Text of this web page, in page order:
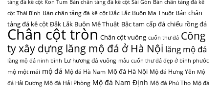
tảng đá kê cột Kon Tum Bán chân tảng đá kê cột Sài Gòn Bán chân tảng đá kê
cột Thái Bình Bán chân tảng đá kê cột Đắc Lắc Buôn Ma Thuột Bán chân
tảng đá kê cột Đắk Lắk Buôn Mê Thuật Bậc tam cấp đá chiếu rồng đá
Chân cột tròn Chân cột vuông cuốn thư đá Công
ty xây dựng lăng mộ đá ở Hà Nội lăng mộ đá
lăng mộ đá ninh bình Lư hương đá vuông mẫu cuốn thư đá đẹp ở bình phước
mộ một mái mộ đá Mộ đá Hà Nam Mộ đá Hà Nội Mộ đá Hưng Yên Mộ
đá Hải Dương Mộ đá Hải Phòng Mộ đá Nam Định Mộ đá Phú Thọ Mộ đá